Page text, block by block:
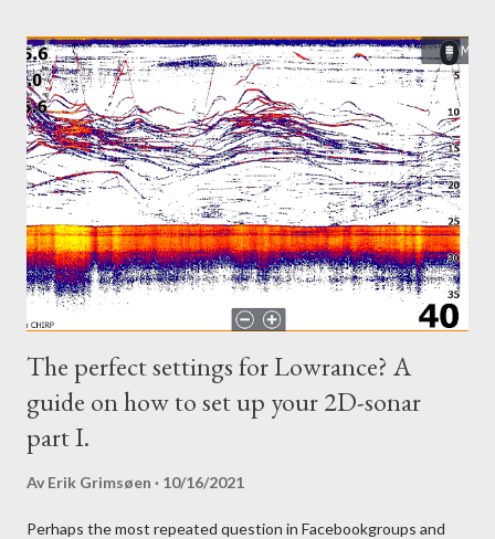
The perfect settings for Lowrance? A
guide on how to set up your 2D-sonar
part I.
Av Erik Grimsøen 10/16/2021
Perhaps the most repeated question in Facebookgroups and